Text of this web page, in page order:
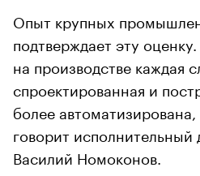
Опыт крупных
подтверждает эту
на производстве каждая
спроектированная и
более
говорит
Василий Номоконов.